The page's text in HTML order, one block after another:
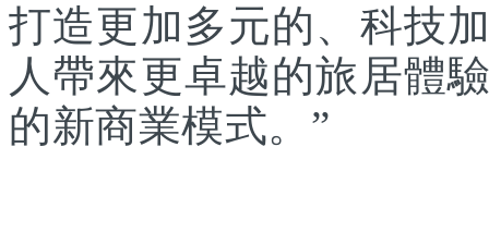
打造更加多元的、科技
人帶來更卓越的旅居體
的新商業模式。”